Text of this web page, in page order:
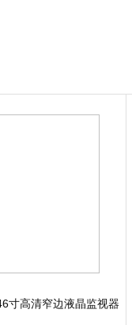
寸高清窄边液晶监视器